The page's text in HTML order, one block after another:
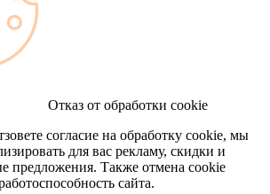
Отказ от обработки cookie
согласие на обработку cookie, мы
для вас рекламу, скидки и
предложения. Также отмена cookie
сайта.